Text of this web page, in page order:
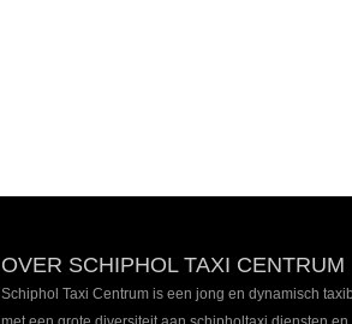
Footer
inhoud
OVER SCHIPHOL TAXI CENTRUM
Schiphol Taxi Centrum is een jong en dynamisch